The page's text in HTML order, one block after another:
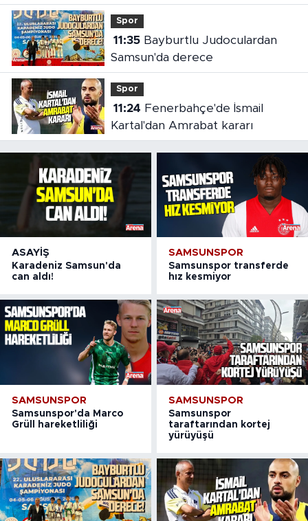
Spor
11:35Bayburtlu Judoculardan
Samsun'da derece
Spor
11:24
Kartal'dan Amrabat kararı
ASAYIŞ
Karadeniz Samsun'da
can aldı!
SAMSUNSPOR
Samsunspor transferde
hız kesmiyor
SAMSUNSPOR
Samsunspor'da Marco
Grüll hareketliliği
SAMSUNSPOR
Samsunspor
taraftarından kortej
yürüyüşü